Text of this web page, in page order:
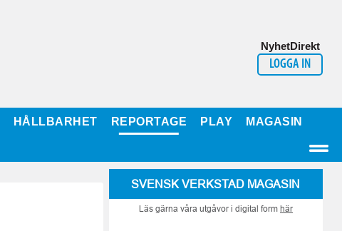
NyhetDirekt
LOGGA IN
HÅLLBARHET REPORTAGE PLAY MAGASIN
SVENSK VERKSTAD MAGASIN
Läs gärna våra utgåvor i digital form här